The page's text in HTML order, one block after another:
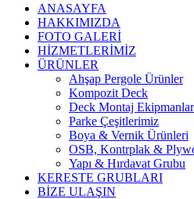
ANASAYFA
HAKKIMIZDA
FOTO GALERİ
HİZMETLERİMİZ
ÜRÜNLER
Ahşap Pergole Ürünler
Kompozit Deck
Deck Montaj
Parke Çeşitlerimiz
Boya & Vernik Ürünleri
OSB, Kontrplak &
Yapı & Hırdavat Grubu
KERESTE GRUBLARI
BİZE ULAŞIN